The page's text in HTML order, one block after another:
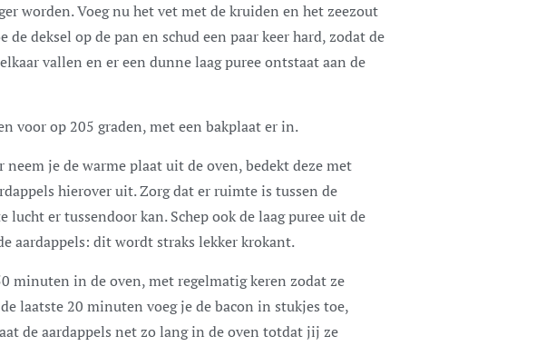
worden. Voeg nu het vet met de kruiden en het zeezout
de deksel op de pan en schud een paar keer hard, zodat de
vallen en er een dunne laag puree ontstaat aan de
voor op 205 graden, met een bakplaat er in.
neem je de warme plaat uit de oven, bedekt deze met
hierover uit. Zorg dat er ruimte is tussen de
lucht er tussendoor kan. Schep ook de laag puree uit de
aardappels: dit wordt straks lekker krokant.
minuten in de oven, met regelmatig keren zodat ze
laatste 20 minuten voeg je de bacon in stukjes toe,
de aardappels net zo lang in de oven totdat jij ze